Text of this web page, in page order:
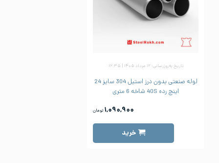
تاریخ به‌روزرسانی: ۱۲ مرداد ۱۴۰۵ | ۱۶:۳۵
لوله صنعتی بدون درز استیل 304 سایز 24
اینچ رده 40S شاخه 6 متری
۱,۰۹۰,۹۰۰ تومان
خرید